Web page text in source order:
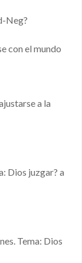
Neg?
con el mundo
a la
Dios juzgar? a
Tema: Dios